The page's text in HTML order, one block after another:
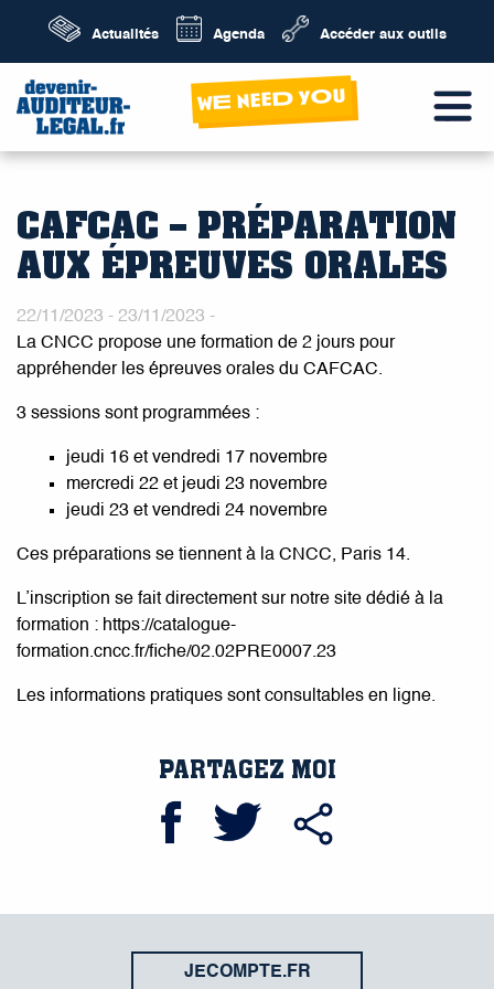
Actualités Agenda Accéder aux outils
wE neeD yOu
CAFCAC – PRÉPARATION
AUX ÉPREUVES ORALES
22/11/2023 - 23/11/2023 -
La CNCC propose une formation de 2 jours pour
appréhender les épreuves orales du CAFCAC.
3 sessions sont programmées :
jeudi 16 et vendredi 17 novembre
mercredi 22 et jeudi 23 novembre
jeudi 23 et vendredi 24 novembre
Ces préparations se tiennent à la CNCC, Paris 14.
L’inscription se fait directement sur notre site dédié à la
formation : https://catalogue-
formation.cncc.fr/fiche/02.02PRE0007.23
Les informations pratiques sont consultables en ligne.
PARTAGEZ MOI
JECOMPTE.FR